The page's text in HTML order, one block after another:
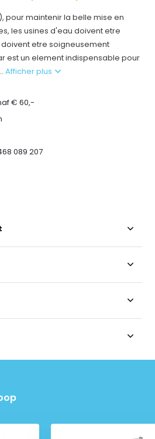
pour maintenir la belle mise en
les usines d'eau doivent etre
etre soigneusement
est un element indispensable pour
Afficher plus
€ 60,-
089 207